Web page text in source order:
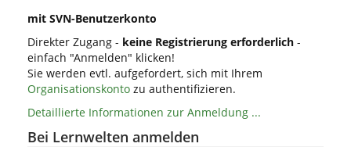
mit SVN-Benutzerkonto
Direkter Zugang - keine Registrierung erforderlich -
einfach "Anmelden" klicken!
Sie werden evtl. aufgefordert, sich mit Ihrem
Organisationskonto zu authentifizieren.
Detaillierte Informationen zur Anmeldung ...
Bei Lernwelten anmelden